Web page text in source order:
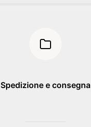
Spedizione e consegna